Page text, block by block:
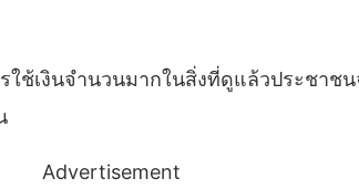
ช้เงินจำนวนมากในสิ่งที่ดูแล้วประชาช
Advertisement